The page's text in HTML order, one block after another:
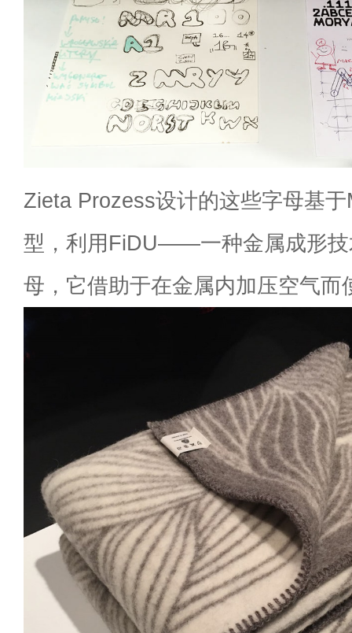
Zieta Prozess设计的这些字母基
型，利用FiDU——一种金属成形技
母，它借助于在金属内加压空气而